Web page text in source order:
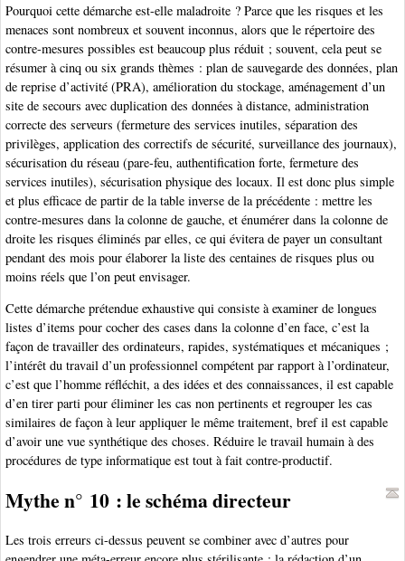
Pourquoi cette démarche est-elle maladroite ? Parce que les risques et les
menaces sont nombreux et souvent inconnus, alors que le répertoire des
contre-mesures possibles est beaucoup plus réduit ; souvent, cela peut se
résumer à cinq ou six grands thèmes : plan de sauvegarde des données, plan
de reprise d’activité (PRA), amélioration du stockage, aménagement d’un
site de secours avec duplication des données à distance, administration
correcte des serveurs (fermeture des services inutiles, séparation des
privilèges, application des correctifs de sécurité, surveillance des journaux),
sécurisation du réseau (pare-feu, authentification forte, fermeture des
services inutiles), sécurisation physique des locaux. Il est donc plus simple
et plus efficace de partir de la table inverse de la précédente : mettre les
contre-mesures dans la colonne de gauche, et énumérer dans la colonne de
droite les risques éliminés par elles, ce qui évitera de payer un consultant
pendant des mois pour élaborer la liste des centaines de risques plus ou
moins réels que l’on peut envisager.
Cette démarche prétendue exhaustive qui consiste à examiner de longues
listes d’items pour cocher des cases dans la colonne d’en face, c’est la
façon de travailler des ordinateurs, rapides, systématiques et mécaniques ;
l’intérêt du travail d’un professionnel compétent par rapport à l’ordinateur,
c’est que l’homme réfléchit, a des idées et des connaissances, il est capable
d’en tirer parti pour éliminer les cas non pertinents et regrouper les cas
similaires de façon à leur appliquer le même traitement, bref il est capable
d’avoir une vue synthétique des choses. Réduire le travail humain à des
procédures de type informatique est tout à fait contre-productif.
Mythe n° 10 : le schéma directeur
Les trois erreurs ci-dessus peuvent se combiner avec d’autres pour